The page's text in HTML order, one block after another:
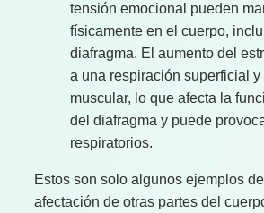
tensión emocional pueden
físicamente en el cuerpo,
diafragma. El aumento del
a una respiración superficial y
muscular, lo que afecta la
del diafragma y puede
respiratorios.
Estos son solo algunos ejemplos
afectación de otras partes del